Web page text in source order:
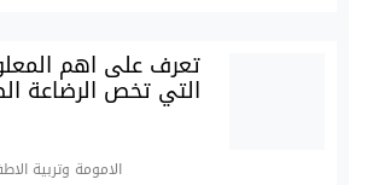
تعرف على اهم
التي تخص الرضاعة
الامومة وتربية